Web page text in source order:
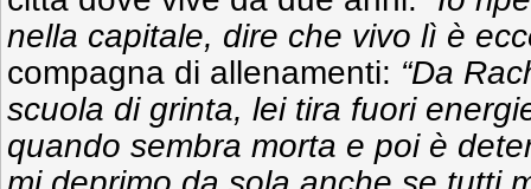
nella capitale, dire che vivo lì è
compagna di allenamenti: “Da
scuola di grinta, lei tira fuori
quando sembra morta e poi è